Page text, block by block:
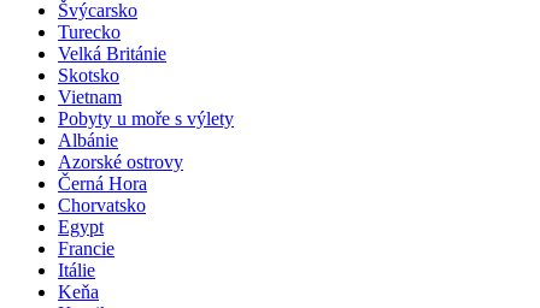
Švýcarsko
Turecko
Velká Británie
Skotsko
Vietnam
Pobyty u moře s výlety
Albánie
Azorské ostrovy
Černá Hora
Chorvatsko
Egypt
Francie
Itálie
Keňa